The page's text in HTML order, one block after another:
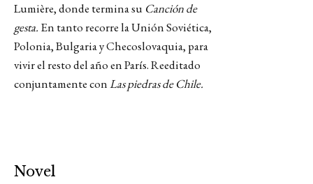
Lumière, donde termina su Canción de
gesta. En tanto recorre la Unión Soviética,
Polonia, Bulgaria y Checoslovaquia, para
vivir el resto del año en París. Reeditado
conjuntamente conLas piedras de Chile.
Novel